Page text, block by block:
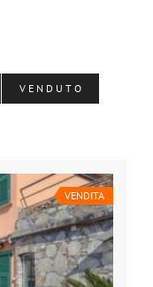
V E N D U T O
VENDITA